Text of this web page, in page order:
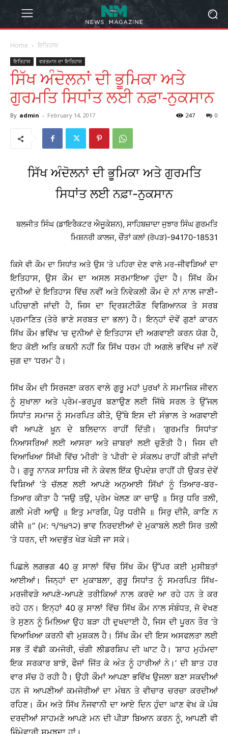
Home ਇਤਿਹਾਸ
ਇਤਿਹਾਸ ਵਰਤਮਾਨ ਦਾ ਇਤਿਹਾਸ
ਸਿੱਖ ਅੰਦੋਲਨਾਂ ਦੀ ਭੂਮਿਕਾ ਅਤੇ
ਗੁਰਮਤਿ ਸਿਧਾਂਤ ਲਈ ਨਫ਼ਾ-ਨੁਕਸਾਨ
By admin - February 14, 2017 0
247
ਸਿੱਖ ਅੰਦੋਲਨਾਂ ਦੀ ਭੂਮਿਕਾ ਅਤੇ ਗੁਰਮਤਿ
ਸਿਧਾਂਤ ਲਈ ਨਫ਼ਾ-ਨੁਕਸਾਨ
ਬਲਜੀਤ ਸਿੰਘ (ਡਾਇਰੈਕਟਰ ਐਜੂਕੇਸ਼ਨ), ਸਾਹਿਬਜ਼ਾਦਾ ਜੁਝਾਰ ਸਿੰਘ ਗੁਰਮਤਿ
ਮਿਸ਼ਨਰੀ ਕਾਲਜ, ਚੌਂਤਾਂ ਕਲਾਂ (ਰੋਪੜ)-94170-18531
ਕਿਸੇ ਵੀ ਕੌਮ ਦਾ ਸਿਧਾਂਤ ਅਤੇ ਉਸ ’ਤੇ ਪਹਿਰਾ ਦੇਣ ਵਾਲੇ ਮਰ-ਜੀਵੜਿਆਂ ਦਾ
ਇਤਿਹਾਸ, ਉਸ ਕੌਮ ਦਾ ਅਸਲ ਸਰਮਾਇਆ ਹੁੰਦਾ ਹੈ। ਸਿੱਖ ਕੌਮ
ਦੁਨੀਆਂ ਦੇ ਇਤਿਹਾਸ ਵਿੱਚ ਨਵੀਂ ਅਤੇ ਨਿਵੇਕਲੀ ਕੌਮ ਦੇ ਨਾਂ ਨਾਲ ਜਾਣੀ-
ਪਹਿਚਾਣੀ ਜਾਂਦੀ ਹੈ, ਜਿਸ ਦਾ ਦ੍ਰਿਸ਼ਟੀਕੌਣ ਵਿਗਿਆਨਕ ਤੇ ਸਰਬ
ਪ੍ਰਮਾਣਿਤ (ਤੇਰੇ ਭਾਣੇ ਸਰਬਤ ਦਾ ਭਲਾ) ਹੈ। ਇਨ੍ਹਾਂ ਦੋਵੇਂ ਗੁਣਾਂ ਕਾਰਨ
ਸਿੱਖ ਕੌਮ ਭਵਿੱਖ ’ਚ ਦੁਨੀਆਂ ਦੇ ਇਤਿਹਾਸ ਦੀ ਅਗਵਾਈ ਕਰਨ ਯੋਗ ਹੈ,
ਇਹ ਕੋਈ ਅਤਿ ਕਥਨੀ ਨਹੀਂ ਕਿ ਸਿੱਖ ਧਰਮ ਹੀ ਅਗਲੇ ਭਵਿੱਖ ਜਾਂ ਨਵੇਂ
ਜੁਗ ਦਾ ‘ਧਰਮ’ ਹੈ।
ਸਿੱਖ ਕੌਮ ਦੀ ਸਿਰਜਣਾ ਕਰਨ ਵਾਲੇ ਗੁਰੂ ਮਹਾਂ ਪੁਰਖਾਂ ਨੇ ਸਮਾਜਿਕ ਜੀਵਨ
ਨੂੰ ਸੁਖਾਲਾ ਅਤੇ ਪ੍ਰੇਮ-ਭਰਪੂਰ ਬਣਾਉਣ ਲਈ ਜਿੱਥੇ ਸਰਲ ਤੇ ਉੱਜਲ
ਸਿਧਾਂਤ ਸਮਾਜ ਨੂੰ ਸਮਰਪਿਤ ਕੀਤੇ, ਉੱਥੇ ਇਸ ਦੀ ਸੰਭਾਲ ਤੇ ਅਗਵਾਈ
ਵੀ ਆਪਣੇ ਖ਼ੂਨ ਦੇ ਬਲਿਦਾਨ ਰਾਹੀਂ ਦਿੱਤੀ। ‘ਗੁਰਮਤਿ ਸਿਧਾਂਤ’
ਨਿਆਸਰਿਆਂ ਲਈ ਆਸਰਾ ਅਤੇ ਜ਼ਾਬਰਾਂ ਲਈ ਚੁਣੌਤੀ ਹੈ। ਜਿਸ ਦੀ
ਵਿਆਖਿਆ ਸਿੱਖੀ ਵਿੱਚ ‘ਮੀਰੀ’ ਤੇ ‘ਪੀਰੀ’ ਦੇ ਸੰਕਲਪ ਰਾਹੀਂ ਕੀਤੀ ਜਾਂਦੀ
ਹੈ। ਗੁਰੂ ਨਾਨਕ ਸਾਹਿਬ ਜੀ ਨੇ ਕੇਵਲ ਇੱਕ ਉਪਦੇਸ਼ ਰਾਹੀਂ ਹੀ ਉਕਤ ਦੋਵੇਂ
ਵਿਸ਼ਿਆਂ ’ਤੇ ਚੱਲਣ ਲਈ ਆਪਣੇ ਅਨੁਆਈ ਸਿੱਖਾਂ ਨੂੰ ਤਿਆਰ-ਬਰ-
ਤਿਆਰ ਕੀਤਾ ਹੈ ‘‘ਜਉ ਤਉ, ਪ੍ਰੇਮ ਖੇਲਣ ਕਾ ਚਾਉ ॥ ਸਿਰੁ ਧਰਿ ਤਲੀ,
ਗਲੀ ਮੇਰੀ ਆਉ ॥ ਇਤੁ ਮਾਰਗਿ, ਪੈਰੁ ਧਰੀਜੈ ॥ ਸਿਰੁ ਦੀਜੈ, ਕਾਣਿ ਨ
ਕੀਜੈ ॥’’ (ਮ: ੧/੧੪੧੨) ਭਾਵ ਨਿਰਦਈਆਂ ਦੇ ਮੁਕਾਬਲੇ ਲਈ ਸਿਰ ਤਲੀ
’ਤੇ ਧਰਨ, ਦੀ ਅਦਭੁੱਤ ਖੇੜ ਖੇੜੀ ਜਾ ਸਕੇ।
ਪਿਛਲੇ ਲਗਭਗ 40 ਕੁ ਸਾਲਾਂ ਵਿੱਚ ਸਿੱਖ ਕੌਮ ਉੱਪਰ ਕਈ ਮੁਸੀਬਤਾਂ
ਆਈਆਂ। ਜਿਨ੍ਹਾਂ ਦਾ ਮੁਕਾਬਲਾ, ਗੁਰੂ ਸਿਧਾਂਤ ਨੂੰ ਸਮਰਪਿਤ ਸਿੱਖ-
ਮਰਜੀਵੜੇ ਆਪਣੇ-ਆਪਣੇ ਤਰੀਕਿਆਂ ਨਾਲ ਕਰਦੇ ਆ ਰਹੇ ਹਨ ਤੇ ਕਰ
ਰਹੇ ਹਨ। ਇਨ੍ਹਾਂ 40 ਕੁ ਸਾਲਾਂ ਵਿੱਚ ਸਿੱਖ ਕੌਮ ਨਾਲ ਸੰਬੰਧਤ, ਜੋ ਵੇਖਣ
ਤੇ ਸੁਣਨ ਨੂੰ ਮਿਲਿਆ ਉਹ ਬੜਾ ਹੀ ਦੁਖਦਾਈ ਹੈ, ਜਿਸ ਦੀ ਪੂਰਨ ਤੌਰ ’ਤੇ
ਵਿਆਖਿਆ ਕਰਨੀ ਵੀ ਮੁਸ਼ਕਲ ਹੈ। ਸਿੱਖ ਕੌਮ ਦੀ ਇਸ ਅਸਫਲਤਾ ਲਈ
ਸਭ ਤੋਂ ਵੱਡੀ ਕਮਜੋਰੀ, ਚੰਗੀ ਲੀਡਰਸ਼ਿਪ ਦੀ ਘਾਟ ਹੈ। ‘ਸ਼ਾਹ ਮੁਹੰਮਦਾ
ਇਕ ਸਰਕਾਰ ਬਾਝੋ, ਫੌਜਾਂ ਜਿੱਤ ਕੇ ਅੰਤ ਨੂੰ ਹਾਰੀਆਂ ਨੇ।’ ਦੀ ਬਾਤ ਹਰ
ਵਾਰ ਸੱਚ ਹੋ ਰਹੀ ਹੈ। ਉਹੀ ਕੌਮਾਂ ਆਪਣਾ ਭਵਿੱਖ ਉਜਲਾ ਬਣਾ ਸਕਦੀਆਂ
ਹਨ ਜੋ ਆਪਣੀਆਂ ਕਮਜੋਰੀਆਂ ਦਾ ਮੰਥਨ ਤੇ ਵੀਚਾਰ ਚਰਚਾ ਕਰਦੀਆਂ
ਰਹਿਣ। ਕੌਮ ਅਤੇ ਸਿੱਖ ਨੌਜਵਾਨੀ ਦਾ ਆਏ ਦਿਨ ਹੁੰਦਾ ਘਾਣ ਵੇਖ ਕੇ ਪੰਥ
ਦਰਦੀਆਂ ਸਾਹਮਣੇ ਆਪਣੇ ਮਨ ਦੀ ਪੀੜਾ ਬਿਆਨ ਕਰਨ ਨੂੰ, ਆਪਣੀ ਵੀ
ਜ਼ਿੰਮੇਵਾਰੀ ਸਮਝਦਾ ਹਾਂ।